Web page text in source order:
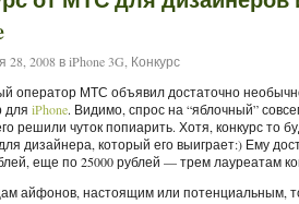
28, 2008 вiPhone 3G Конкурс
оператор МТС объявил достаточно
для iPhone. Видимо, спрос на “яблочный”
решили чуток попиарить. Хотя, конкурс то
дизайнера, который его выиграет:) Ему
еще по 25000 рублей — трем лауреатам
айфонов, настоящим или потенциальным,